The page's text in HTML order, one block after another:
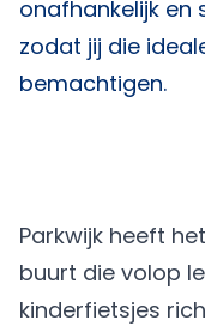
onafhankelijk en
zodat jij die
bemachtigen.
Parkwijk heeft
buurt die volop
kinderfietsjes